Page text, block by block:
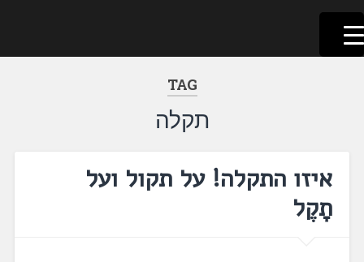
דלג
לתוכן
לשוניאדה
עברית. לשון. שפה
TAG
תקלה
איזו התקלה! על תקול ועל
תָקֶל